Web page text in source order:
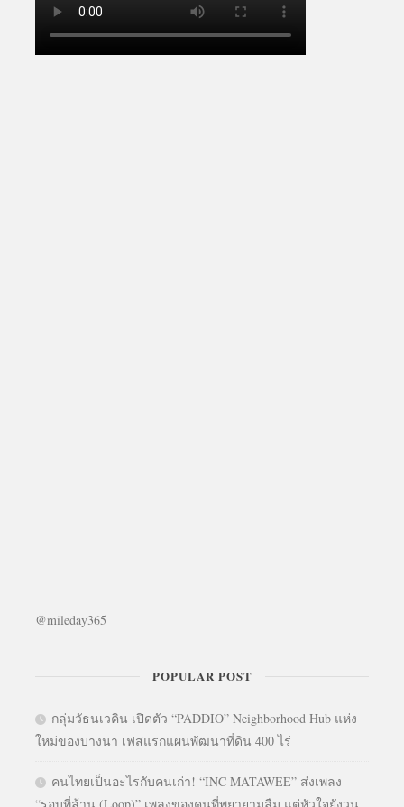
@mileday365
POPULAR POST
กลุ่มวัธนเวคิน เปิดตัว “PADDIO” Neighborhood Hub แห่ง
ใหม่ของบางนา เฟสแรกแผนพัฒนาที่ดิน 400 ไร่
คนไทยเป็นอะไรกับคนเก่า! “INC MATAWEE” ส่งเพลง